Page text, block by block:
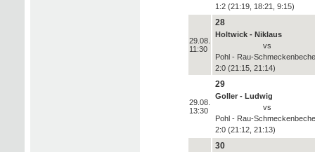
1:2 (21:19, 18:21, 9:15)
29.08.
11:30
28
Holtwick - Niklaus
vs
Pohl - Rau-
2:0 (21:15, 21:14)
29.08.
13:30
29
Goller - Ludwig
vs
Pohl - Rau-
2:0 (21:12, 21:13)
30